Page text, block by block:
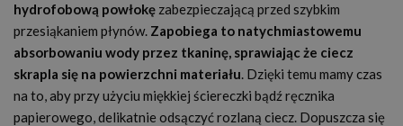
hydrofobową powłokę zabezpieczającą przed szybkim
przesiąkaniem płynów. Zapobiega to natychmiastowemu
absorbowaniu wody przez tkaninę, sprawiając że ciecz
skrapla się na powierzchni materiału. Dzięki temu mamy czas
na to, aby przy użyciu miękkiej ściereczki bądź ręcznika
papierowego, delikatnie odsączyć rozlaną ciecz. Dopuszcza się